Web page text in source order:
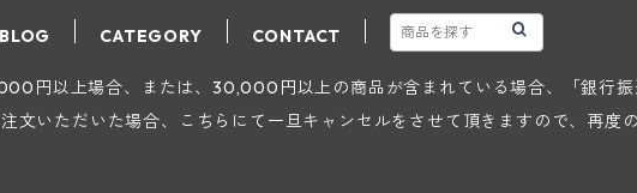
BLOG CATEGORY CONTACT
円以上場合、または、30,000円以上の商品が含まれている場合、「銀行
文いただいた場合、こちらにて一旦キャンセルをさせて頂きますので、再度